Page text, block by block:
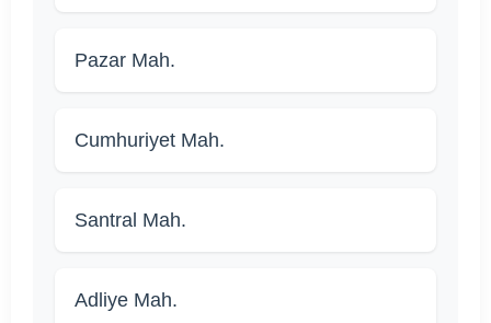
Pazar Mah.
Cumhuriyet Mah.
Santral Mah.
Adliye Mah.